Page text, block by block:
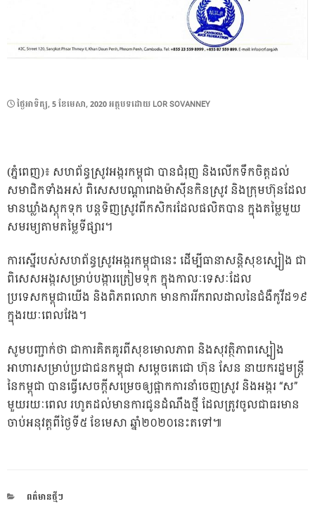
POSTED
ថ្ងៃ​អាទិត្យ, 5 ខែ​មេសា, 2020អត្ថបទដោយ LOR SOVANNEY
(ភ្នំពេញ)៖ សហព័ន្ធ​ស្រូវ​អង្ករកម្ពុជា បាន​ជំរុញ និង​លើកទឹកចិត្ត​ដល់​
សមាជិក​ទាំងអស់ ពិសេស​បណ្ដា​រោង​ម៉ាស៊ីនកិនស្រូវ និង​ក្រុមហ៊ុន​ដែល
មាន​ឃ្លាំង​ស្ដុក​ទុក បន្ត​ទិញស្រូវ​ពី​កសិករ​ដែល​ផលិត​បាន ក្នុងតម្លៃ​មួយ​
សមរម្យ​តាម​តម្លៃ​ទីផ្សារ​។
ការស្នើរបស់សហព័ន្ធ​ស្រូវ​អង្ករ​កម្ពុជានេះ ដើម្បីធានាសន្តិសុខស្បៀង ជា
ពិសេសអង្ករសម្រាប់បង្ការត្រៀមទុក ក្នុងកាលៈទេសៈដែល
ប្រទេសកម្ពុជាយើង និងពិភពលោក មានការរីករាលដាលនៃជំងឺកូវីដ១៩
ក្នុងរយៈពេលវែង។
សូមបញ្ជាក់ថា ជាការគិតគូរពីសុខមោលភាព និងសុវត្ថិភាពស្បៀង
អាហារសម្រាប់ប្រជាជនកម្ពុជា សម្តេចតេជោ ហ៊ុន សែន នាយករដ្ឋមន្ត្រី
នៃកម្ពុជា បានធ្វើសេចក្តីសម្រេចឲ្យផ្អាកការនាំចេញស្រូវ និងអង្ករ “ស”
មួយរយៈពេល រហូតដល់មានការជូនដំណឹងថ្មី ដែលត្រូវចូលជាធរមាន
ចាប់អនុវត្តពីថ្ងៃទី៥ ខែមេសា ឆ្នាំ២០២០នេះតទៅ៕
CATEGORIES
ពត៌មានថ្មីៗ